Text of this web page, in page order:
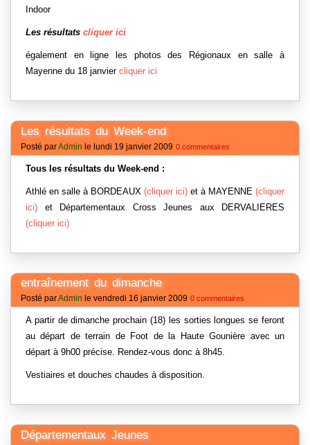
Indoor
Les résultats cliquer ici
également en ligne les photos des Régionaux en salle à
Mayenne du 18 janvier cliquer ici
Les résultats du Week-end
Posté parAdmin le lundi 19 janvier 2009 0 commentaires
Tous les résultats du Week-end :
Athlé en salle à BORDEAUX (cliquer ici) et à MAYENNE (cliquer
ici) et Départementaux Cross Jeunes aux DERVALIERES
(cliquer ici)
entraînement du dimanche
Posté parAdmin le vendredi 16 janvier 2009 0 commentaires
A partir de dimanche prochain (18) les sorties longues se feront
au départ de terrain de Foot de la Haute Gounière avec un
départ à 9h00 précise. Rendez-vous donc à 8h45.
Vestiaires et douches chaudes à disposition.
Départementaux Jeunes